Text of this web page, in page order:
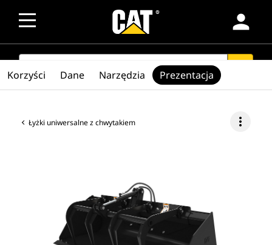
person
SEARCH
Łyżki uniwersalne z chwytakiem more_vert
Korzyści Dane Narzędzia Prezentacja